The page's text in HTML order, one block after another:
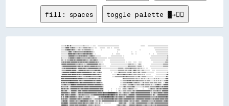
fill: spaces toggle palette ▓→✊🏽
░░░░░░░░▒▒░░▓▓▒▒░░▓▓░░░░░░░░░░░░░░░░░░░░░░░░▒▒░░░░░░░░░░  ░░  ░░░░░░    ░░░░░░░░░░░░░░░░░░░░░░░░░░░░░░░░░░░░░░░░░░                                          ░░░░░░░░      ░░░░░░░░░░░░░░░░░░░░░░░░░░░░░░░░░░░░░░░░
░░░░░░░░▒▒▓▓▓▓▓▓░░▒▒▒▒▓▓▒▒▒▒░░░░░░░░▒▒░░░░░░▒▒▒▒▒▒▒▒░░▒▒▒▒░░░░░░  ░░░░      ░░░░░░░░░░    ░░░░░░  ░░    ░░░░░░░░░░                                                                    ░░░░░░░░░░░░░░░░░░░░░░░░░░░░
░░░░░░░░▒▒▒▒▓▓▓▓▓▓▒▒▒▒▓▓▒▒▒▒░░░░░░▒▒▒▒░░░░▒▒░░▒▒▒▒▒▒▒▒▒▒▒▒░░░░░░              ░░                              ░░░░░░                                      ░░                            ░░░░░░░░░░░░░░░░░░░░░░░░░░
░░░░░░░░░░░░░░▒▒▓▓▓▓▒▒░░▒▒▒▒▓▓▒▒▒▒▒▒▒▒▒▒▒▒▒▒▒▒▓▓▒▒▓▓▓▓▒▒▓▓▒▒▒▒░░░░                                            ░░                          ░░      ░░                                      ░░░░░░░░░░░░░░░░░░░░░░░░
░░░░░░░░░░░░░░▓▓▓▓▓▓▓▓▒▒▓▓▓▓▒▒▒▒▒▒▓▓▒▒▒▒▒▒▒▒▓▓▓▓▒▒▓▓▓▓▒▒▓▓▓▓▒▒░░  ░░                                ░░      ░░░░░░░░                      ░░░░    ░░                        ░░      ░░      ░░░░░░░░░░░░░░░░░░░░░░
░░░░░░░░░░░░░░▒▒▓▓▓▓▓▓▓▓▓▓▒▒▒▒▒▒▒▒▒▒▓▓▒▒▓▓▒▒▓▓▓▓▒▒▓▓░░▒▒▒▒▓▓▓▓▒▒▒▒░░░░░░░░░░░░                    ░░░░░░░░░░░░░░░░░░░░░░  ░░                                                    ░░░░░░░░░░░░░░░░░░░░░░░░░░░░░░░░▒▒
▒▒░░░░░░░░░░░░▒▒▒▒▓▓▓▓▓▓▓▓▒▒▒▒▒▒▓▓▓▓▓▓▒▒▒▒▒▒▒▒▒▒▒▒▒▒▒▒▓▓▒▒▒▒▒▒▓▓▒▒▒▒▒▒░░░░░░░░░░░░░░░░░░░░  ░░░░░░░░░░░░░░░░░░░░░░░░░░░░░░░░                                                  ░░░░░░░░░░░░░░░░░░░░░░░░░░░░░░░░░░▒▒
▒▒▒▒░░░░▒▒░░▒▒▒▒▒▒▓▓▓▓▓▓▒▒▓▓▒▒▒▒▓▓▓▓▓▓▓▓▓▓▒▒▓▓▓▓▒▒▒▒▒▒░░▒▒▓▓▒▒▒▒▓▓▓▓▒▒▒▒░░░░░░░░░░░░░░          ░░░░░░░░░░░░░░░░░░░░░░░░░░░░░░                                                  ░░░░░░░░░░░░░░░░░░░░░░░░░░░░░░▒▒▒▒
▒▒▒▒▓▓▒▒▓▓▒▒▓▓▓▓▓▓▒▒▓▓▓▓▓▓▓▓▓▓▓▓▒▒▓▓▒▒▓▓▓▓▒▒▓▓▒▒▓▓▓▓▒▒▒▒▓▓▓▓▓▓▓▓▓▓▒▒▓▓▒▒▒▒░░░░░░░░              ░░░░░░░░░░░░░░░░░░░░░░░░░░░░░░  ░░  ░░░░░░    ░░░░░░    ░░░░░░                      ░░░░░░░░░░░░░░░░░░░░░░░░▒▒▒▒▒▒
▒▒▓▓▓▓▓▓▓▓▒▒▓▓▓▓▓▓▓▓▓▓▓▓▓▓▓▓▒▒▒▒▒▒▒▒▓▓▒▒▒▒▒▒░░▒▒░░▒▒▓▓▓▓▓▓▓▓▓▓▓▓▓▓▓▓▓▓▓▓░░▒▒▒▒░░░░░░              ░░░░░░░░░░░░░░░░░░░░░░░░░░░░░░░░░░▒▒▒▒▒▒░░▒▒░░░░░░  ░░▒▒▒▒░░                  ░░░░░░░░░░░░░░░░░░░░░░░░▒▒▒▒▒▒▒▒▒▒
░░▒▒▓▓▓▓▓▓▓▓▓▓▓▓▓▓▓▓▓▓▓▓▓▓▓▓▓▓▒▒▒▒▓▓▓▓▒▒▒▒▓▓░░▓▓▓▓▒▒▓▓▒▒▒▒▓▓▓▓▓▓▓▓▒▒▓▓▒▒▒▒▒▒▒▒░░░░░░░░░░        ░░░░░░░░░░░░░░░░░░░░░░░░░░░░░░░░░░░░▓▓▒▒▒▒▒▒▒▒▒▒▒▒░░░░▒▒▒▒▒▒▒▒  ░░            ░░░░░░░░░░░░░░░░░░░░░░░░░░▒▒▒▒▒▒▒▒▒▒
░░▒▒▒▒▓▓▒▒▓▓▓▓▓▓▓▓▓▓▓▓██▓▓▓▓▓▓▒▒░░▓▓▓▓▓▓▓▓▒▒▓▓▓▓▒▒▒▒▒▒▓▓▓▓▓▓▓▓▓▓▓▓▓▓▓▓▓▓▒▒▒▒▓▓░░░░░░░░░░░░░░░░░░░░░░░░░░░░░░░░░░▒▒▒▒▒▒▒▒▒▒░░░░▒▒▒▒▒▒▒▒▒▒▓▓▒▒▒▒▒▒▒▒▒▒░░▒▒▒▒░░▒▒░░░░░░  ░░░░      ░░░░░░░░░░░░░░░░░░░░░░░░░░░░░░░░░░
░░▒▒▒▒▒▒▒▒▓▓▓▓▓▓▓▓▓▓▒▒▓▓▓▓▓▓▓▓░░░░▒▒▓▓▓▓▓▓▓▓▒▒▓▓▒▒▒▒▓▓▒▒▒▒▒▒▒▒▒▒▒▒▓▓▓▓▒▒▓▓▓▓▒▒                  ░░░░░░░░░░░░░░░░▒▒▒▒▒▒▒▒▒▒▒▒░░▒▒▒▒░░▒▒▒▒▓▓░░░░▓▓▓▓▒▒░░▒▒▒▒░░░░▒▒▒▒░░░░░░░░░░░░    ░░░░░░  ░░░░░░░░░░░░░░░░░░░░░░░░
░░▒▒▓▓▓▓▓▓▓▓▓▓▓▓▒▒▓▓▓▓████▓▓▓▓▒▒▓▓▓▓▓▓▓▓▒▒▓▓▓▓▓▓▓▓▓▓▓▓▓▓▒▒▓▓░░▒▒▓▓▒▒░░▒▒▒▒▓▓▒▒▒▒                  ░░    ░░░░░░░░▒▒▓▓▒▒▒▒▒▒▒▒▒▒▒▒░░▒▒▒▒▒▒▓▓░░░░▓▓▒▒▒▒░░▒▒▓▓░░░░▒▒▒▒▒▒▒▒░░░░░░░░░░░░░░░░    ░░░░░░░░░░░░░░░░░░░░░░▒▒
░░▓▓▓▓▓▓▓▓▓▓▒▒▓▓▓▓▓▓▒▒██▓▓▓▓▓▓▒▒▓▓▒▒▓▓▒▒▒▒▒▒▓▓▓▓▓▓▓▓▓▓▓▓▓▓▓▓▒▒▓▓▓▓▓▓▒▒▒▒▓▓▒▒▒▒░░                    ░░░░░░░░░░▓▓▓▓▒▒▒▒▒▒▒▒▓▓▓▓▒▒▒▒▒▒▒▒▓▓▒▒▒▒░░▒▒▒▒▒▒░░▒▒▒▒▒▒░░▒▒░░▒▒  ░░░░░░░░░░          ░░░░░░░░░░░░░░░░░░░░▒▒▓▓
▓▓▓▓▓▓▓▓▓▓▓▓▓▓▓▓▓▓▓▓▓▓▓▓▓▓▓▓▓▓▒▒▒▒▒▒▓▓▒▒▒▒░░▒▒▒▒▒▒▓▓▒▒▓▓▓▓▒▒▒▒▒▒▒▒▒▒▒▒▒▒▒▒▓▓▓▓░░                    ░░░░░░▒▒▒▒▒▒▒▒▒▒▒▒▒▒▒▒▓▓▒▒▒▒▓▓▒▒▒▒▒▒▒▒▒▒▒▒▒▒░░▒▒░░▒▒▓▓░░░░▒▒▒▒▒▒▒▒░░░░░░░░░░░░░░    ░░░░░░░░░░░░░░░░░░░░░░▓▓▒▒
▓▓▓▓▓▓▒▒▓▓▓▓▓▓▓▓▓▓▓▓▓▓▓▓██▓▓▓▓▓▓▒▒▓▓▓▓▓▓▓▓▒▒▒▒▒▒▒▒▒▒▒▒▒▒▓▓▒▒▓▓▓▓▒▒▓▓▒▒▒▒▒▒▓▓▒▒░░                                        ░░▓▓▒▒▒▒▒▒▒▒▒▒▒▒▒▒▒▒▒▒▒▒░░▒▒▒▒░░▒▒  ▒▒▒▒░░▒▒░░░░░░▒▒░░░░░░░░░░▒▒░░▒▒░░▒▒░░░░░░░░░░░░▒▒▓▓▓▓
▓▓▓▓▓▓▓▓▓▓▓▓▓▓▓▓▓▓██▓▓▓▓▓▓▓▓▓▓▓▓▓▓░░▓▓▓▓▒▒▒▒▒▒▓▓▓▓▓▓▓▓▓▓▓▓▓▓▓▓▒▒▓▓▒▒▒▒▓▓▓▓▓▓▓▓░░                                    ░░░░░░▒▒▒▒▒▒▒▒▓▓▒▒▓▓▓▓░░▓▓▒▒▒▒▒▒▓▓▒▒▒▒▒▒▒▒▒▒▒▒░░▒▒░░▒▒▒▒▒▒░░░░░░░░▒▒░░▒▒░░▒▒░░▒▒░░░░░░▒▒▒▒▓▓▓▓
▓▓▒▒▓▓▓▓▒▒▓▓▒▒▓▓▓▓████████▓▓▓▓▓▓▓▓▒▒▒▒██▓▓▒▒▓▓▓▓▓▓▓▓▓▓▓▓▓▓▓▓▓▓▒▒▓▓▒▒▒▒▓▓▓▓▓▓▒▒▒▒░░                                  ░░░░░░▒▒▒▒▒▒▒▒▓▓▒▒▓▓▓▓▓▓░░▒▒▒▒▓▓▒▒▒▒▒▒░░░░░░▓▓░░▒▒▒▒▒▒▒▒░░▒▒▒▒▒▒░░▒▒▒▒▒▒░░▒▒▒▒▒▒░░  ░░░░▓▓▓▓▓▓
▒▒▒▒▒▒▓▓▓▓▒▒▒▒▒▒▒▒▒▒██████▓▓▓▓▒▒▓▓▓▓▓▓▓▓▓▓▓▓▓▓▓▓▓▓▒▒▓▓▓▓▓▓▓▓▓▓▓▓▒▒▓▓▓▓▓▓▓▓▓▓▓▓▒▒▒▒░░                                ░░░░░░▒▒▒▒▒▒░░░░▒▒▒▒▒▒▓▓▓▓░░▒▒░░▒▒▒▒▒▒░░▒▒▒▒▓▓░░▒▒▒▒▒▒▒▒▒▒░░▒▒░░░░░░▒▒▒▒▓▓▓▓▒▒▒▒░░░░▒▒▓▓▓▓▓▓▓▓
▓▓▒▒▒▒▒▒▒▒▒▒▓▓░░░░▒▒▓▓▓▓▓▓▓▓▓▓▓▓▓▓▓▓▓▓▓▓▓▓▓▓▒▒▓▓▓▓▓▓▓▓▒▒▓▓▓▓▓▓▓▓▓▓▓▓▓▓▓▓▓▓▓▓▓▓▓▓▒▒░░                              ░░░░░░░░▒▒▓▓▒▒░░▒▒▒▒▒▒▒▒▒▒▓▓▓▓░░░░░░░░░░░░░░░░▒▒░░▒▒▒▒▒▒▒▒░░▒▒▒▒▒▒▒▒▒▒▒▒▓▓▓▓▓▓▒▒▒▒▒▒▓▓▒▒▓▓▓▓▓▓▓▓
▓▓▓▓▒▒▓▓▒▒▒▒▓▓▒▒░░▒▒▓▓▓▓▓▓▓▓▓▓▓▓▒▒▓▓▒▒▒▒▓▓▓▓▒▒▓▓▓▓▓▓▓▓▒▒▓▓▓▓▓▓▓▓▓▓▓▓▓▓▓▓▓▓▒▒▓▓▓▓▓▓░░              ░░        ░░  ░░░░░░  ░░▒▒▒▒▒▒░░░░▒▒▓▓▒▒▒▒▒▒░░░░░░░░          ░░        ░░░░▒▒▓▓▒▒▒▒▒▒░░▒▒▓▓▒▒▒▒▓▓▒▒▒▒▓▓▓▓▓▓▓▓▓▓
▓▓▓▓▒▒▒▒▓▓▓▓░░░░░░░░▓▓▓▓▓▓▓▓▓▓▒▒░░▓▓▓▓▓▓░░▓▓▓▓▓▓▓▓▓▓▒▒▓▓▓▓▓▓▓▓▓▓▓▓▓▓▓▓▓▓▓▓▓▓▓▓▒▒▓▓░░        ░░    ░░        ░░  ░░▒▒░░░░░░▒▒▒▒▒▒░░▒▒▒▒▒▒▒▒░░▒▒▓▓░░▒▒▓▓▓▓▓▓▓▓▓▓▓▓▓▓▓▓▓▓▓▓▓▓▓▓▓▓▒▒▒▒░░▒▒▒▒▒▒▒▒▓▓▒▒▒▒▒▒░░▓▓▓▓▓▓▓▓▓▓▓▓
▓▓▓▓▓▓▓▓▓▓▓▓▓▓▒▒▒▒░░▓▓▓▓▓▓▓▓▒▒░░░░▓▓▓▓▓▓▒▒▓▓▒▒▓▓▓▓▓▓▓▓▓▓▓▓▓▓▓▓▓▓▓▓▓▓▓▓▒▒▓▓▓▓▓▓▓▓▒▒██▓▓▓▓▓▓▓▓██████████████▓▓▓▓▒▒░░▒▒▒▒░░░░▒▒▓▓▒▒▒▒▒▒▒▒░░▒▒▓▓▓▓▓▓░░▓▓▓▓▓▓▓▓▓▓▓▓▓▓▓▓▓▓▓▓▓▓▓▓▓▓▓▓░░▒▒░░▒▒▓▓▒▒▒▒▒▒▓▓▓▓▓▓▓▓▒▒▒▒▓▓▓▓▓▓▓▓
▓▓▓▓▓▓░░▓▓▓▓▓▓▒▒▒▒▒▒▓▓▓▓▓▓▓▓▒▒░░░░▒▒▓▓▒▒▒▒▓▓▒▒▒▒▒▒▒▒▒▒▒▒░░▒▒▒▒▒▒▓▓▓▓▓▓▓▓▓▓▓▓▓▓▓▓▓▓██▓▓▓▓▓▓▓▓██▓▓▓▓████▓▓▓▓▒▒▓▓▒▒░░▓▓▒▒▒▒▒▒▒▒▓▓▒▒▒▒░░▒▒▓▓▓▓▓▓▓▓▓▓░░▒▒▓▓▓▓▓▓▓▓▓▓▓▓▓▓▓▓▓▓▓▓▓▓▓▓▓▓▒▒▒▒░░▓▓▒▒░░░░▒▒▓▓▓▓▓▓▓▓▓▓▓▓▓▓▓▓▓▓▓▓
▓▓░░▓▓░░▓▓▓▓██▒▒▒▒▓▓▓▓▓▓▓▓▓▓▒▒▒▒░░▒▒▓▓▒▒▓▓░░▒▒░░▒▒▒▒▒▒▓▓░░░░░░░░░░      ░░▓▓▒▒▓▓▓▓▓▓▓▓██▓▓████▓▓▓▓▓▓██▓▓▒▒▒▒▓▓▒▒▒▒▓▓▓▓▓▓▒▒▒▒▒▒░░▓▓▓▓▓▓▓▓▓▓▓▓▓▓▓▓░░▒▒▓▓▓▓▓▓▓▓▓▓▓▓▓▓▓▓▓▓▓▓▓▓▓▓▓▓▒▒▒▒▒▒▒▒▒▒▒▒▓▓▒▒▓▓▓▓▓▓▓▓▓▓▓▓▓▓▓▓██▓▓
▓▓▒▒▓▓▒▒▓▓▓▓▒▒░░▒▒▓▓▓▓▓▓▓▓▓▓▓▓▒▒▒▒▓▓▓▓▒▒▒▒▒▒▓▓▓▓▓▓▓▓▓▓▒▒▒▒▒▒░░░░░░▒▒▒▒▒▒▒▒▓▓▒▒▒▒▓▓▒▒▓▓▓▓▓▓▓▓▓▓▓▓▓▓▓▓██▓▓▒▒▓▓▓▓▒▒▒▒▓▓▓▓▓▓▒▒▒▒▓▓▓▓▓▓▓▓▓▓▓▓▓▓▒▒▓▓▓▓░░▒▒▓▓▓▓▓▓▓▓▓▓▓▓▓▓▒▒▓▓▓▓▓▓▓▓▓▓▒▒▒▒▒▒▓▓▒▒▓▓▓▓▓▓▓▓▒▒▓▓▓▓▓▓▓▓▒▒▓▓▓▓▓▓
▒▒▒▒██▓▓▓▓██▒▒░░▒▒▓▓▓▓▓▓▓▓▒▒▒▒▓▓▒▒▒▒▒▒▓▓██▓▓▓▓██▓▓▓▓▓▓░░▓▓▒▒▓▓▓▓░░░░▒▒▒▒░░▓▓▒▒░░▓▓▓▓▓▓▓▓▓▓▓▓▓▓▓▓▓▓▓▓▓▓▓▓▒▒▓▓▒▒▒▒▒▒▓▓▓▓▓▓▒▒▒▒▓▓▓▓▓▓▓▓░░▒▒▓▓▒▒▒▒▓▓░░▓▓▓▓▓▓▒▒░░▒▒▓▓▓▓▓▓▓▓▓▓▓▓▒▒▒▒▒▒▒▒▒▒▒▒▓▓▒▒▓▓▓▓▓▓▓▓▓▓▓▓▒▒▒▒▓▓▓▓██▓▓
▓▓▓▓▓▓██████▓▓░░▒▒▓▓▓▓▓▓▓▓▓▓▓▓▓▓▒▒▓▓▓▓▓▓▓▓▒▒██▓▓▒▒▓▓▒▒▒▒▒▒▓▓▓▓▓▓░░▒▒▒▒▒▒░░▓▓░░░░░░  ░░░░░░░░░░░░░░              ░░▓▓▓▓▓▓▒▒▒▒▓▓▓▓░░░░░░▒▒▒▒▒▒▓▓▓▓░░▒▒▓▓▓▓▓▓▓▓▓▓▓▓▓▓▓▓▓▓▓▓▒▒▒▒▒▒▒▒▓▓▓▓▒▒▒▒▓▓▓▓▓▓▓▓▓▓▓▓▓▓▓▓▓▓▓▓▓▓▓▓▓▓
▓▓████████▓▓▓▓░░▒▒▓▓▓▓▓▓▓▓▒▒▓▓▓▓▓▓▒▒▓▓▓▓▓▓▓▓██▓▓▓▓▒▒░░▓▓▒▒▓▓▒▒▒▒░░▓▓▒▒▒▒▒▒▒▒░░                              ░░▒▒▓▓▓▓▒▒▒▒▒▒▓▓▓▓▒▒░░░░░░▓▓▓▓▓▓▓▓▓▓▒▒▒▒██▓▓▓▓▓▓▓▓▒▒▒▒▒▒▓▓▓▓▒▒▒▒▒▒▒▒▓▓▒▒▒▒▒▒▓▓▒▒▓▓▓▓▓▓▓▓▓▓▓▓▓▓▓▓▓▓▓▓▓▓
▓▓▓▓▓▓████████▓▓▓▓▓▓▓▓▓▓▓▓▓▓▓▓▓▓▓▓▒▒▓▓▓▓▒▒▓▓██▓▓▒▒▒▒░░▒▒▒▒▓▓▒▒▒▒░░▓▓▒▒▒▒▒▒▒▒░░                          ░░░░▓▓▒▒▒▒▒▒▒▒▒▒▒▒▓▓▓▓▓▓▓▓▓▓▓▓▓▓▓▓▓▓▓▓▓▓▒▒▒▒▓▓▒▒▒▒▒▒▓▓▓▓▓▓▒▒▓▓▓▓▓▓▒▒▒▒▒▒▒▒▓▓▓▓▒▒▒▒░░▓▓▓▓▒▒▓▓▓▓▒▒▓▓▓▓▓▓▓▓▓▓
▓▓▓▓██████▓▓▓▓▓▓▓▓▓▓▒▒▓▓▓▓▓▓██▓▓▒▒▓▓▓▓▓▓▓▓▓▓▓▓▒▒▒▒▓▓▒▒▒▒▒▒▓▓▓▓▓▓▒▒▒▒▒▒▒▒▒▒▒▒░░  ▒▒▒▒▒▒▒▒▒▒▓▓██▒▒░░  ░░░░░░░░░░▒▒▒▒▒▒▒▒▒▒▒▒▓▓██▓▓▓▓██▓▓▓▓▓▓██▓▓██▒▒▓▓▓▓▓▓▓▓▒▒▓▓▓▓▓▓▓▓▓▓▓▓▓▓▓▓▓▓▒▒▒▒▓▓▓▓▓▓▒▒▓▓▓▓██▓▓▓▓▓▓▓▓▓▓▓▓▓▓██▓▓
▓▓▓▓████▓▓▓▓▓▓▓▓▓▓▓▓▓▓▓▓██▓▓▒▒▒▒▒▒▒▒░░░░░░░░░░░░▒▒░░░░░░▒▒░░░░░░░░██▒▒▒▒▒▒░░░░██████▓▓▓▓██▓▓██████░░░░░░░░░░  ░░░░▒▒▒▒▒▒▒▒▓▓████████████████████▒▒▓▓▓▓▒▒▓▓▒▒▒▒░░░░░░░░░░░░░░░░░░░░░░▒▒▓▓▓▓▓▓▓▓▓▓▓▓▓▓▓▓▓▓▓▓▓▓▓▓████
██████████▓▓▓▓▓▓▓▓▒▒▒▒▓▓▓▓░░░░        ░░░░▒▒▒▒▓▓░░░░░░░░▒▒░░░░░░░░██▓▓▒▒░░  ░░▓▓▓▓▓▓▓▓▒▒▓▓▓▓▓▓▓▓▓▓░░░░░░      ░░▒▒▓▓▓▓▓▓▓▓▓▓████████████████████▒▒▓▓▓▓▓▓▓▓▒▒▒▒▒▒▒▒▒▒░░░░░░░░░░░░░░░░░░  ▓▓▓▓▓▓██▓▓▓▓▓▓▓▓▓▓▓▓▓▓████
██████████▓▓▓▓▓▓▓▓▓▓▓▓▒▒▒▒░░░░▒▒▒▒░░░░░░░░░░    ░░░░░░░░░░░░░░░░░░▒▒▓▓▒▒░░  ░░▒▒▒▒▒▒▒▒▒▒▒▒▒▒▒▒▒▒▓▓░░    ░░░░░░░░▒▒▓▓▒▒▒▒▓▓▓▓▒▒████████████████▓▓▒▒▓▓▓▓▓▓▒▒▒▒░░░░░░░░▒▒░░▓▓▓▓▓▓▓▓▓▓▒▒▓▓▓▓░░▒▒▓▓▓▓▓▓▓▓▓▓▓▓▓▓▓▓▒▒▓▓██
▓▓▓▓████▓▓▓▓▓▓▓▓▓▓▓▓▓▓▓▓▓▓▓▓▓▓▓▓▓▓░░░░░░░░░░░░░░▓▓▓▓░░░░░░░░░░░░▒▒▒▒▒▒▒▒▒▒░░░░▓▓▓▓▓▓▓▓▓▓▓▓████▓▓▓▓░░  ▒▒▒▒▒▒▒▒░░▓▓▓▓▓▓▓▓▓▓▓▓████████▒▒▒▒▒▒▒▒░░▒▒▒▒▒▒▓▓▓▓▓▓██▒▒▓▓▒▒▓▓▒▒▒▒▓▓▓▓▓▓▓▓██▓▓▓▓▓▓░░░░▓▓▓▓▓▓▓▓▓▓▒▒▓▓▓▓▓▓▓▓▓▓
▒▒▓▓▓▓▓▓▓▓▓▓▓▓████▓▓▓▓▓▓██▓▓▓▓▓▓▓▓░░▓▓▓▓▒▒▒▒░░██▓▓▓▓▓▓░░░░░░░░░░░░░░▒▒░░▒▒▒▒░░▓▓████████████▓▓██▒▒░░▒▒▒▒▓▓▓▓░░░░██▒▒░░▓▓▓▓▓▓▓▓▓▓▓▓▓▓▒▒▒▒▓▓▓▓▓▓▓▓████▓▓▓▓████▓▓▓▓▒▒░░▒▒░░▓▓██████▓▓██▓▓▓▓░░▒▒▒▒▓▓▓▓▓▓▓▓▓▓▓▓▓▓▓▓▓▓▒▒
▒▒▓▓▓▓██▓▓██▓▓████▓▓▒▒▒▒▓▓▓▓▒▒▒▒▒▒░░░░░░░░▒▒▓▓▓▓████▓▓▒▒░░░░░░░░▒▒░░▒▒░░░░░░░░▓▓▒▒▒▒▒▒▒▒▒▒▒▒▓▓▒▒▒▒░░░░░░░░░░▒▒▒▒▓▓▓▓▒▒▓▓▓▓▓▓▓▓████████████████████████▓▓████▓▓████████████▓▓▓▓▓▓▓▓▓▓▓▓▓▓▓▓▓▓▒▒▓▓▓▓▓▓▓▓▓▓▓▓▓▓▓▓▓▓▓▓
▓▓▓▓██▓▓▓▓▓▓▓▓▓▓▓▓▓▓▓▓▓▓▓▓▓▓▓▓▓▓▓▓██████████▓▓▓▓░░▒▒██▒▒▒▒░░░░░░▒▒░░▓▓░░    ░░▓▓▒▒▓▓▓▓▓▓██▓▓▓▓▓▓░░░░░░░░░░░░▒▒▒▒▒▒▓▓▓▓▓▓▓▓▓▓▓▓████████████████████████████▓▓████████████████▓▓▓▓▓▓██████████▓▓▓▓▓▓▓▓▓▓▓▓▓▓▓▓▓▓▓▓▓▓
▓▓▓▓██████▓▓▓▓▓▓▓▓▓▓▓▓████████████████████████▒▒▒▒▒▒██▓▓░░░░░░░░▒▒░░▒▒░░░░░░░░▓▓████████████████░░░░░░░░░░░░▒▒▓▓▒▒▓▓▓▓▓▓▓▓▓▓██████████▓▓██████████▓▓██████████████████████▓▓▓▓▓▓▓▓▓▓▓▓██████▓▓▓▓▓▓▓▓▓▓▓▓▓▓▓▓▓▓▓▓▓▓
▓▓▒▒▒▒▒▒▒▒▒▒▒▒▒▒▒▒▒▒▓▓████████████████████████▓▓▒▒▒▒██▓▓▒▒▒▒▒▒▒▒▒▒▓▓▓▓▒▒░░░░░░░░░░▒▒▒▒▒▒░░░░▒▒░░░░░░▒▒▒▒░░▒▒▒▒▓▓▓▓▓▓▒▒▒▒▒▒▓▓████████████████▓▓▓▓████████████████████████████▓▓██████████████▓▓▒▒▓▓▒▒▓▓▓▓▓▓▓▓▓▓▓▓▓▓
▒▒▒▒▓▓▓▓▓▓▒▒▒▒▒▒▒▒▒▒▒▒▓▓██████████▓▓██▓▓▓▓▓▓████▓▓▒▒████▓▓▒▒▒▒▒▒▒▒▒▒▒▒▓▓░░░░▒▒▒▒▒▒░░░░░░░░░░░░▒▒▒▒▒▒▒▒░░░░▒▒▒▒▓▓██▒▒▒▒▓▓▓▓▓▓████████████▓▓▒▒▒▒▒▒▒▒▓▓████████████▒▒▒▒▒▒▒▒▒▒▒▒▒▒▒▒▒▒▒▒████████▒▒░░▒▒▒▒▒▒▓▓▓▓▓▓▓▓▓▓▓▓
▒▒▒▒▒▒▒▒▒▒▒▒▒▒▒▒▒▒▒▒▒▒▒▒████████▒▒▒▒▓▓▒▒▒▒▒▒████████████▓▓██▓▓▓▓▓▓▓▓▓▓▓▓▓▓████▓▓▓▓██████████▓▓▓▓████████████▓▓████▓▓██▓▓████████▓▓▓▓▓▓▓▓▓▓▓▓▓▓▓▓▓▓▓▓████████████████▓▓▓▓▓▓▓▓▓▓▒▒▒▒▒▒████████▒▒▒▒▒▒▒▒▒▒▒▒▒▒▒▒▒▒▒▒▒▒
▒▒▒▒▒▒▒▒▒▒▒▒▒▒▓▓▓▓▓▓▓▓▓▓▓▓▓▓▓▓▓▓▓▓▓▓▓▓▓▓▓▓▓▓▓▓▓▓▓▓▓▓▒▒▒▒▒▒▒▒▒▒▒▒▒▒▒▒▒▒▒▒▓▓██████████████████████████████████████▓▓██████▓▓▓▓▓▓▓▓▓▓▒▒▒▒▒▒▒▒▒▒▒▒▓▓▒▒▓▓▓▓▓▓▓▓▓▓▓▓▓▓▓▓▓▓▓▓▓▓▓▓▓▓▓▓▓▓▓▓▓▓▓▓▓▓▓▓▓▓▓▓▒▒▒▒▒▒▒▒▒▒▒▒▒▒▒▒▒▒▒▒
▓▓▓▓▓▓▓▓▓▓▒▒▒▒▒▒▒▒▒▒▒▒▒▒▒▒▒▒▒▒▒▒▒▒▒▒▒▒▒▒▒▒▒▒▒▒▒▒▒▒▒▒▒▒▒▒▒▒▒▒▒▒▒▒▒▒▒▒▒▒▓▓▓▓████████████████████████████████████████▓▓▓▓▓▓▒▒▒▒▒▒▒▒▒▒▒▒▒▒▒▒▒▒▒▒▒▒▒▒▒▒▒▒▒▒▒▒▒▒▒▒▒▒▒▒▒▒▒▒▒▒▒▒▒▒▒▒▒▒▒▒▒▒▒▒▒▒▒▒▒▒▒▒▒▒▒▒▒▒▒▒▒▒▒▒▒▒▒▒▒▒▒▒▓▓
▓▓▓▓▓▓▓▓▓▓▓▓▓▓▓▓▒▒▒▒▒▒▒▒▒▒▒▒▒▒▒▒▒▒▒▒▒▒▒▒▒▒▒▒▒▒▒▒▒▒▒▒▒▒▒▒▒▒▒▒▒▒▒▒▒▒▒▒▒▒▒▒▒▒▓▓▒▒▒▒▒▒▒▒▓▓▓▓▓▓▓▓▓▓▓▓▒▒▒▒▓▓▓▓▓▓▒▒▒▒▒▒▒▒▒▒▒▒▒▒▒▒▒▒▒▒▒▒▒▒▒▒▒▒▒▒▒▒▒▒▒▒▒▒▒▒▒▒▒▒▒▒▒▒▒▒▒▒▒▒▒▒▒▒▒▒▒▒▒▒▒▒▒▒▒▒▒▒▒▒▒▒▒▒▒▒▓▓▓▓▓▓▓▓▓▓▓▓▓▓▓▓▒▒▓▓▓▓▓▓
▓▓▓▓▓▓▓▓▓▓▓▓▓▓▓▓▓▓▒▒▒▒▒▒▒▒▒▒▒▒▒▒▒▒▒▒▒▒▒▒▒▒▒▒▒▒▒▒▒▒▒▒▒▒▒▒▒▒▒▒▒▒▒▒▒▒▒▒▒▒▒▒▒▒▒▒▒▒▒▒▒▒▒▒▒▒▒▒▒▒▒▒▒▒▒▒▒▒▒▒▒▒▒▒▒▒▒▒▒▒▒▒▒▒▒▒▒▒▒▒▒▒▒▒▒▒▒▒▒▒▒▒▒▒▒▒▒▒▒▒▒▒▒▒▒▒▒▒▒▒▒▒▒▒▒▒▒▒▒▒▒▒▒▒▒▒▒▒▒▒▒▒▒▒▒▒▒▒▒▒▒▒▒▒▒▒▒▒▒▒▓▓▓▓▓▓▓▓▓▓▓▓▓▓▓▓▓▓▓▓
▓▓▓▓▓▓▓▓▓▓▓▓▓▓▓▓▓▓▓▓▓▓▒▒▒▒▒▒▒▒▒▒▒▒▒▒▒▒▒▒▒▒▒▒▒▒▒▒▒▒▒▒▒▒▒▒▒▒▒▒▒▒▒▒▒▒▒▒▒▒▒▒▒▒▒▒▒▒▒▒▒▒▒